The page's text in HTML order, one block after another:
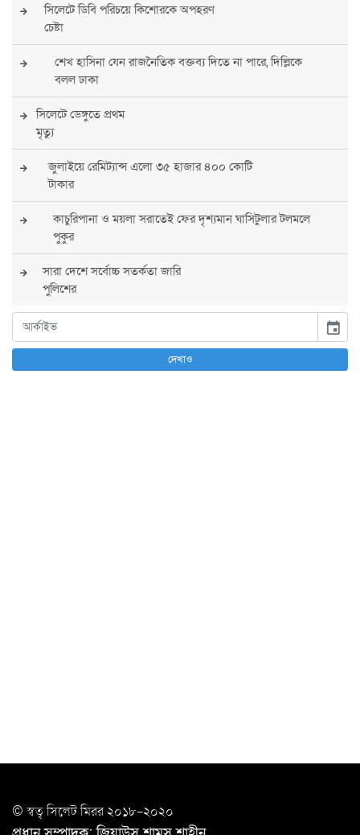
সিলেটে ডিবি পরিচয়ে কিশোরকে অপহরণ
চেষ্টা
শেখ হাসিনা যেন রাজনৈতিক বক্তব্য দিতে না পারে, দিল্লিকে
বলল ঢাকা
সিলেটে ডেঙ্গুতে প্রথম
মৃত্যু
জুলাইয়ে রেমিট্যান্স এলো ৩৫ হাজার ৪০০ কোটি
টাকার
কাচুরিপানা ও ময়লা সরাতেই ফের দৃশ্যমান ঘাসিটুলার টলমলে
পুকুর
সারা দেশে সর্বোচ্চ সতর্কতা জারি
পুলিশের
বিএনপির রাষ্ট্রপতি প্রার্থী চূড়ান্ত করবেন তারেক
রহমান
তারেক রহমানের নেতৃত্বে পূর্ণ আস্থা যুক্তরাষ্ট্রের :
বাণিজ্যমন্ত্রী
event
দেখাও
© স্বত্ব সি‌লেট মিরর ২০১৮-২০২০